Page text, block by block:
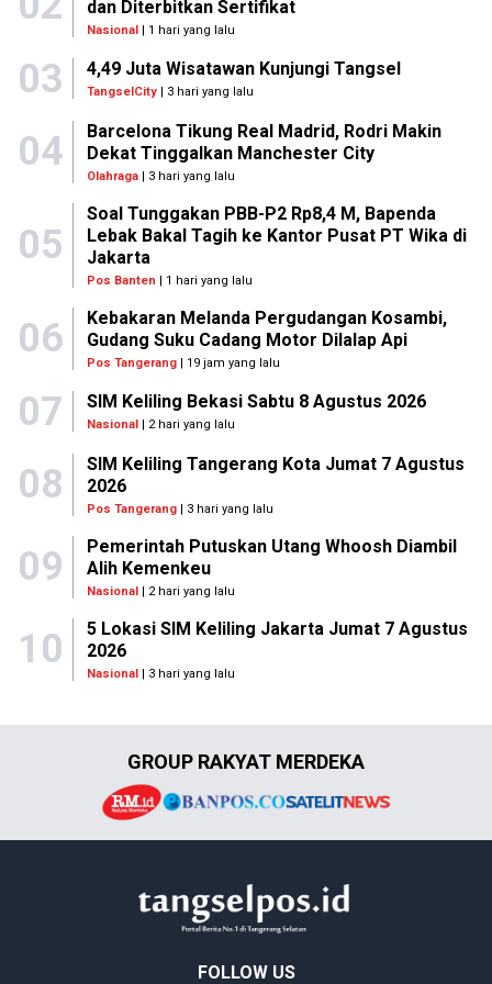
dan Diterbitkan Sertifikat
Nasional| 1 hari yang lalu
03 4,49 Juta Wisatawan Kunjungi Tangsel
TangselCity | 3 hari yang lalu
04
Barcelona Tikung Real Madrid, Rodri Makin
Dekat Tinggalkan Manchester City
Olahraga| 3 hari yang lalu
05
Soal Tunggakan PBB-P2 Rp8,4 M, Bapenda
Lebak Bakal Tagih ke Kantor Pusat PT Wika di
Jakarta
Pos Banten | 1 hari yang lalu
06
Kebakaran Melanda Pergudangan Kosambi,
Gudang Suku Cadang Motor Dilalap Api
Pos Tangerang| 19 jam yang lalu
07 SIM Keliling Bekasi Sabtu 8 Agustus 2026
Nasional | 2 hari yang lalu
08
SIM Keliling Tangerang Kota Jumat 7 Agustus
2026
Pos Tangerang| 3 hari yang lalu
09
Pemerintah Putuskan Utang Whoosh Diambil
Alih Kemenkeu
Nasional| 2 hari yang lalu
10
5 Lokasi SIM Keliling Jakarta Jumat 7 Agustus
2026
Nasional| 3 hari yang lalu
GROUP RAKYAT MERDEKA
FOLLOW US